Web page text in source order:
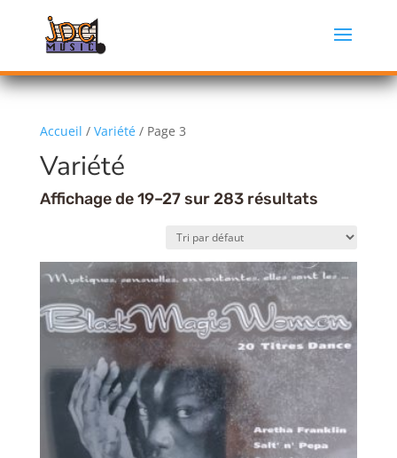
Accueil / Variété/ Page 3
Variété
Affichage de 19–27 sur 283 résultats